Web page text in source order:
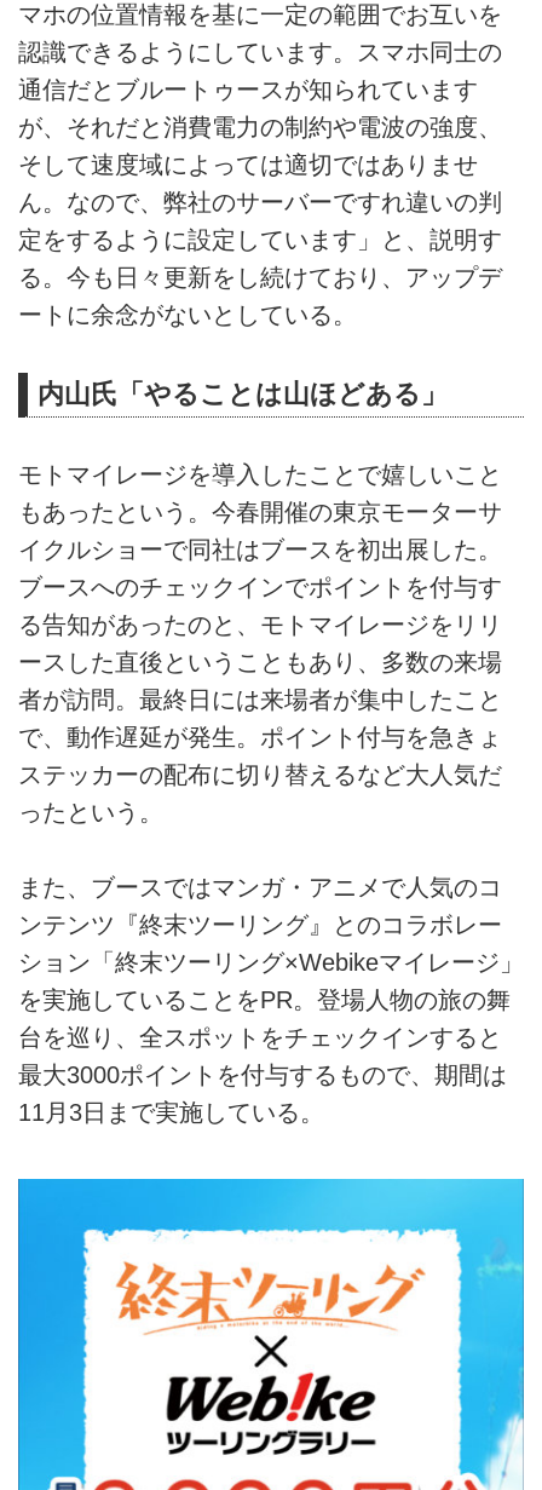
マホの位置情報を基に一定の範囲でお互いを
認識できるようにしています。スマホ同士の
通信だとブルートゥースが知られています
が、それだと消費電力の制約や電波の強度、
そして速度域によっては適切ではありませ
ん。なので、弊社のサーバーですれ違いの判
定をするように設定しています」と、説明す
る。今も日々更新をし続けており、アップデ
ートに余念がないとしている。
内山氏「やることは山ほどある」
モトマイレージを導入したことで嬉しいこと
もあったという。今春開催の東京モーターサ
イクルショーで同社はブースを初出展した。
ブースへのチェックインでポイントを付与す
る告知があったのと、モトマイレージをリリ
ースした直後ということもあり、多数の来場
者が訪問。最終日には来場者が集中したこと
で、動作遅延が発生。ポイント付与を急きょ
ステッカーの配布に切り替えるなど大人気だ
ったという。
また、ブースではマンガ・アニメで人気のコ
ンテンツ『終末ツーリング』とのコラボレー
ション「終末ツーリング×Webikeマイレージ」
を実施していることをPR。登場人物の旅の舞
台を巡り、全スポットをチェックインすると
最大3000ポイントを付与するもので、期間は
11月3日まで実施している。